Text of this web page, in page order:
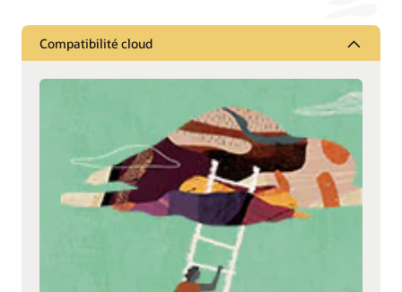
Compatibilité cloud